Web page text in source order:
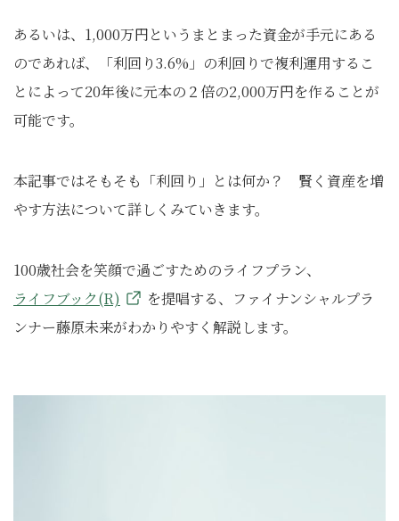
あるいは、1,000万円というまとまった資金が手元にある
のであれば、「利回り3.6%」の利回りで複利運用するこ
とによって20年後に元本の２倍の2,000万円を作ることが
可能です。
本記事ではそもそも「利回り」とは何か？ 賢く資産を増
やす方法について詳しくみていきます。
100歳社会を笑顔で過ごすためのライフプラン、
ライフブック(R)
を提唱する、ファイナンシャルプラ
ンナー藤原未来がわかりやすく解説します。